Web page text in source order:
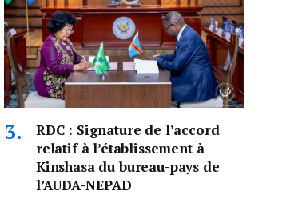
RDC : Signature de l’accord
relatif à l’établissement à
Kinshasa du bureau-pays de
l’AUDA-NEPAD